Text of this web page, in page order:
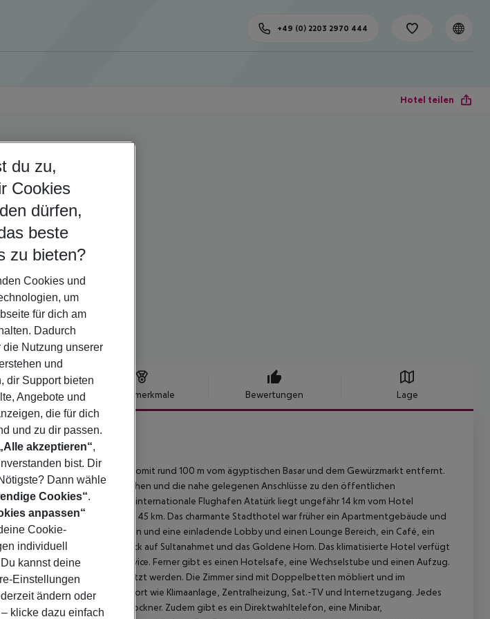
+49 (0) 2203 2970 444
Hotel teilen
Hotelmerkmale Bewertungen Lage
in Istanbul und liegt somit rund 100 m vom ägyptischen Basar und dem Gewürzmarkt entfernt.
sind zu Fuß leicht zu erreichen und die nahe gelegenen Anschlüsse zu den öffentlichen
allen anderen Stadtteilen. Der internationale Flughafen Atatürk liegt ungefähr 14 km vom Hotel
Sabiha Gökçen sind es rund 45 km. Das charmante Stadthotel war früher ein Apartmentgebäude und
39 komfortable Wohneinheiten und eine einladende Lobby und einen Lounge Bereich, ein Café, ein
Dachterrasse mit Panoramablick auf Sultanahmet und das Goldene Horn. Das klimatisierte Hotel verfügt
Rezeption mit Check-out-Service. Ferner gibt es einen Hotelsafe, eine Wechselstube und einen Aufzug.
ein Parkplatz können genutzt werden. Die Zimmer sind mit Doppelbetten möbliert und im
über modernen Komfort wie Klimaanlage, Zentralheizung, Sat.-TV und Internetzugang. Jedes
mit Dusche und Haartrockner. Zudem gibt es ein Direktwahltelefon, eine Minibar,
du zu,
Cookies
dürfen,
beste
zu bieten?
Cookies und
um
für dich am
Dadurch
die Nutzung unserer
und
dir Support bieten
Angebote und
die für dich
und zu dir passen.
akzeptieren“,
bist. Dir
Dann wähle
Cookies“.
anpassen“
Cookie-
individuell
kannst deine
Einstellungen
ändern oder
klicke dazu einfach